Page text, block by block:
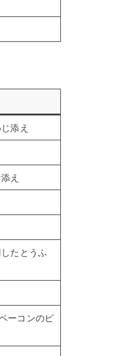
添え
え
たとうふ
ーコンのピ